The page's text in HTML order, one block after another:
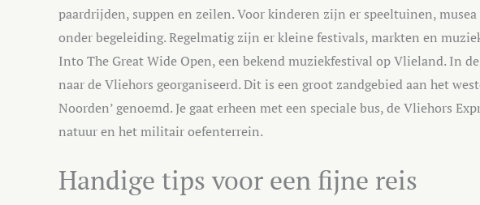
paardrijden, suppen en zeilen. Voor kinderen zijn er speeltuinen,
onder begeleiding. Regelmatig zijn er kleine festivals, markten en
Into The Great Wide Open, een bekend muziekfestival op Vlieland. In
naar de Vliehors georganiseerd. Dit is een groot zandgebied aan het
Noorden’ genoemd. Je gaat erheen met een speciale bus, de Vliehors
natuur en het militair oefenterrein.
Handige tips voor een fijne reis